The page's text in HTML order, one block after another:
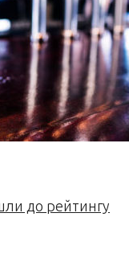
до рейтингу